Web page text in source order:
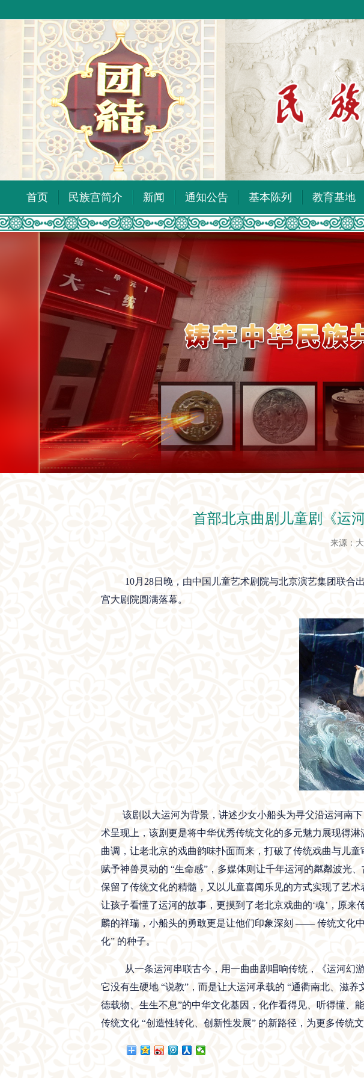
首页 民族宫简介 新闻 通知公告 基本陈列 教育基地
首部北京曲剧儿童剧《运
来源：
10月28日晚，由中国儿童艺术剧院与北京演艺集团联
宫大剧院圆满落幕。
该剧以大运河为背景，讲述少女小船头为寻父沿运河南
术呈现上，该剧更是将中华优秀传统文化的多元魅力展现得
曲调，让老北京的戏曲韵味扑面而来，打破了传统戏曲与儿
赋予神兽灵动的 “生命感”，多媒体则让千年运河的粼粼波光
保留了传统文化的精髓，又以儿童喜闻乐见的方式实现了艺术
让孩子看懂了运河的故事，更摸到了老北京戏曲的‘魂’，原
麟的祥瑞，小船头的勇敢更是让他们印象深刻 —— 传统文化
化” 的种子。
从一条运河串联古今，用一曲曲剧唱响传统，《运河幻
它没有生硬地 “说教”，而是让大运河承载的 “通衢南北、滋
德载物、生生不息”的中华文化基因，化作看得见、听得懂、
传统文化 “创造性转化、创新性发展” 的新路径，为更多传统